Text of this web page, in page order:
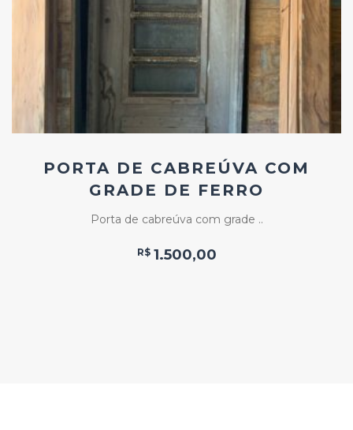
PORTA DE CABREÚVA COM
GRADE DE FERRO
Porta de cabreúva com grade ..
R$ 1.500,00